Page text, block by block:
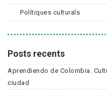
Polítiques culturals
Posts recents
Aprendiendo de Colombia.
ciudad